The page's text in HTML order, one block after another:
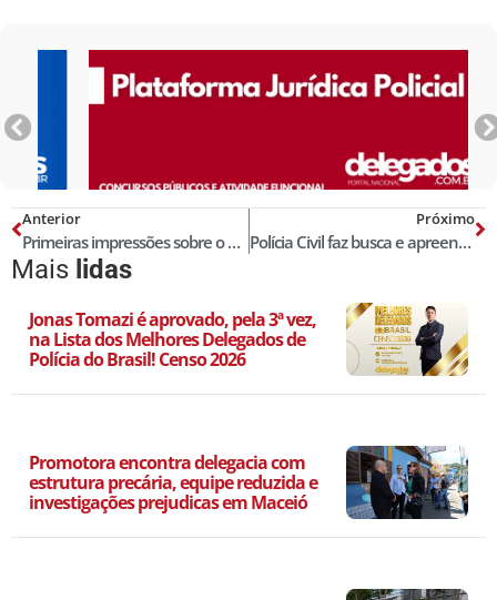
Anterior
Primeiras impressões sobre o novo crime de perseguição – Lei nº 14.132
Próximo
Polícia Civil faz busca e apreensão em casa e prende promotor após morte da mulher dele em BH
Mais lidas
Jonas Tomazi é aprovado, pela 3ª vez,
na Lista dos Melhores Delegados de
Polícia do Brasil! Censo 2026
Promotora encontra delegacia com
estrutura precária, equipe reduzida e
investigações prejudicas em Maceió